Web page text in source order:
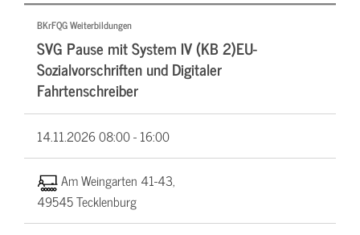
BKrFQG Weiterbildungen
SVG Pause mit System IV (KB 2)EU-
Sozialvorschriften und Digitaler
Fahrtenschreiber
14.11.202608:00 - 16:00
Am Weingarten 41-43,
49545 Tecklenburg